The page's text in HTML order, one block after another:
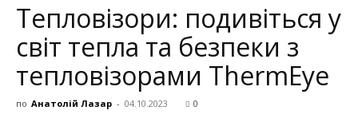
Тепловізори: подивіться у
світ тепла та безпеки з
тепловізорами ThermEye
по Анатолій Лазар - 04.10.2023 0